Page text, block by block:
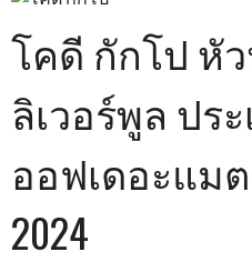
โคดี กักโป หั
ลิเวอร์พูล ปร
ออฟเดอะแม
2024